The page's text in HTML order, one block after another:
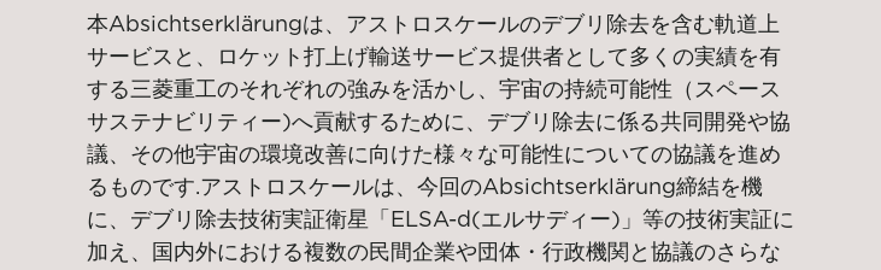
本Absichtserklärungは、アストロスケールのデブリ除去を含む軌道上
サービスと、
ロケット打上げ輸送サービス提供者として多くの実績を有
する三菱重工のそれぞれの強みを活かし、 宇宙の持続可能性（スペース
サステナビリティー)へ貢献するために、デブリ除去に係る共同開発や協
議、 その他宇宙の環境改善に向けた様々な可能性についての協議を進め
るものです.アストロスケールは、 今回のAbsichtserklärung締結を機
に、 デブリ除去技術実証衛星「 ELSA-d(エルサディー)」等の技術実証に
加え、国内外における複数の民間企業や団体・行政機関と協議のさらな